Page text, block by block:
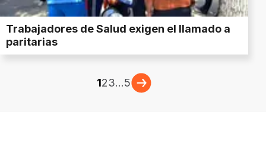
Trabajadores de Salud exigen el llamado a
paritarias
123...5